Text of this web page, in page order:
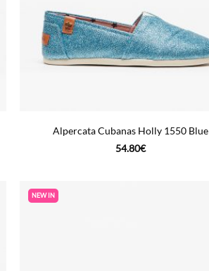
Alpercata Cubanas Holly 1550 Blue
54.80€
NEW IN